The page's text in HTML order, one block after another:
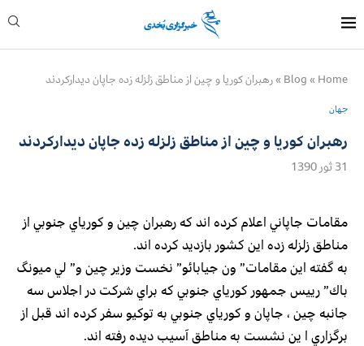
Home
»
Blog
»رهبران كوريا و چين از مناطق زلزله زده جاپان ديداركردند
جهان
رهبران كوريا و چين از مناطق زلزله زده جاپان ديداركردند
31 ثور 1390
مقامات جاپاني اعلام كرده اند كه رهبران چين و كورياي جنوبي از
مناطق زلزله زده اين كشور بازديد كرده اند.
به گفته اين مقامات” ون جيابائو” نخست وزير چين و” لي ميونگ
باك” رييس جمهور كورياي جنوبي كه براي شركت در اجلاس سه
جانبه چين ، جاپان و كورياي جنوبي به توكيو سفر كرده اند قبل از
برگزاري ا ين نشست به مناطق آسيب ديده رفته اند.